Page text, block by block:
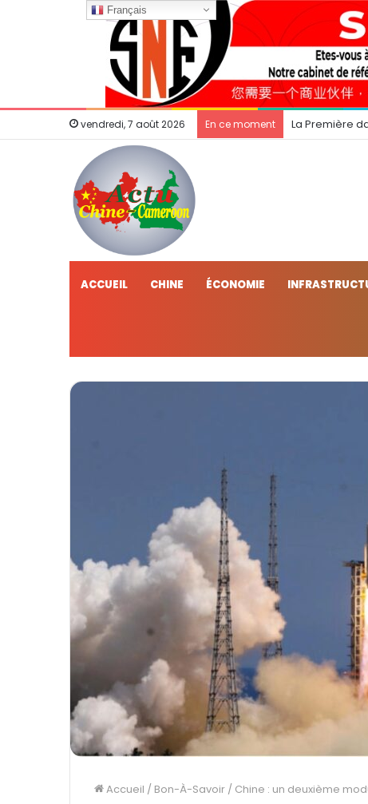
vendredi, 7 août 2026 En ce moment La Première
ACCUEIL CHINE ÉCONOMIE
Accueil / Bon-À-Savoir / Chine : un deuxième
Français